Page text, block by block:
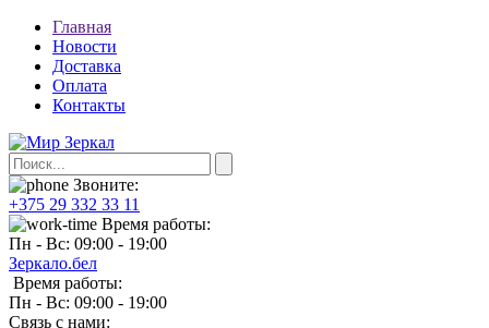
Главная
Новости
Доставка
Оплата
Контакты
Звоните:
+375 29 332 33 11
Время работы:
Пн - Вс: 09:00 - 19:00
Зеркало.бел
Время работы:
Пн - Вс: 09:00 - 19:00
Связь с нами: